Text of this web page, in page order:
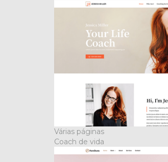
Várias páginas
Coach de vida